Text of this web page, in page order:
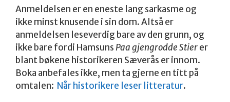
Anmeldelsen er en eneste lang sarkasme og
ikke minst knusende i sin dom. Altså er
anmeldelsen leseverdig bare av den grunn, og
ikke bare fordi Hamsuns Paa gjengrodde Stierer
blant bøkene historikeren Sæverås er innom.
Boka anbefales ikke, men ta gjerne en titt på
omtalen: Når historikere leser litteratur.